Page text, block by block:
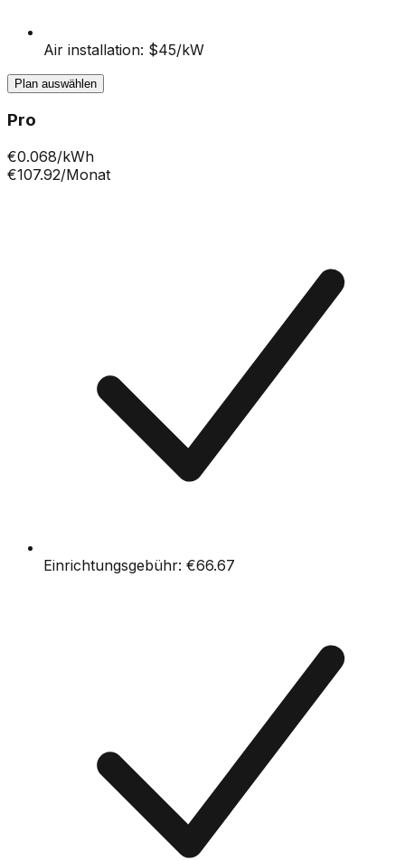
Air installation: $45/kW
Plan auswählen
Pro
€0.068/kWh
€107.92/Monat
Einrichtungsgebühr: €66.67